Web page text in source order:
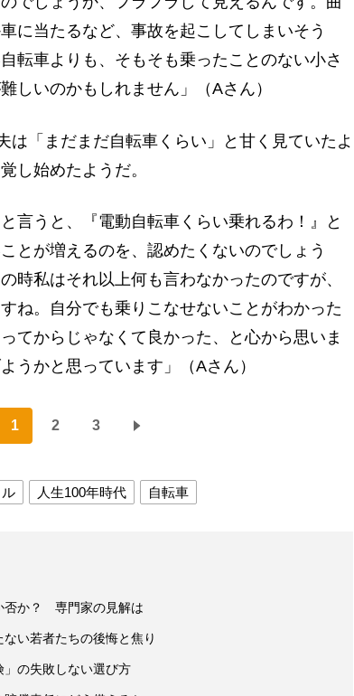
に当たるなど、事故を起こしてしまいそう
車よりも、そもそも乗ったことのない小さ
しいのかもしれません」（Aさん）
「まだまだ自転車くらい」と甘く見ていたよ
し始めたようだ。
言うと、『電動自転車くらい乗れるわ！』と
とが増えるのを、認めたくないのでしょう
時私はそれ以上何も言わなかったのですが、
ね。自分でも乗りこなせないことがわかった
てからじゃなくて良かった、と心から思いま
うかと思っています」（Aさん）
1 2 3
人生100年時代 自転車
否か？ 専門家の見解は
い若者たちの後悔と焦り
の失敗しない選び方